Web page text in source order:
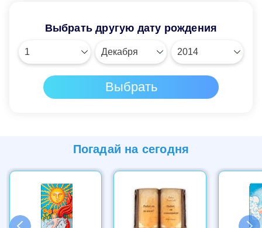
Выбрать другую дату рождения
Погадай на сегодня